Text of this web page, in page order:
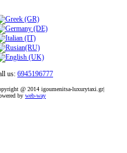
us: 6945196777
@ 2014 igoumenitsa-luxurytaxi.gr|
by web-way